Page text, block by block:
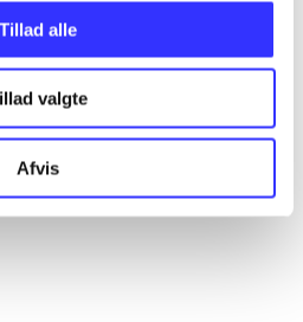
Tillad alle
valgte
Afvis
fordelt på udgivelser